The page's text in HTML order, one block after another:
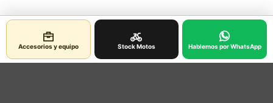
Accesorios y equipo Stock Motos Hablemos por WhatsApp